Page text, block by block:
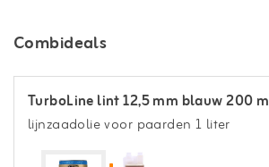
Combideals
TurboLine lint 12,5 mm blauw 200 m
lijnzaadolie voor paarden 1 liter